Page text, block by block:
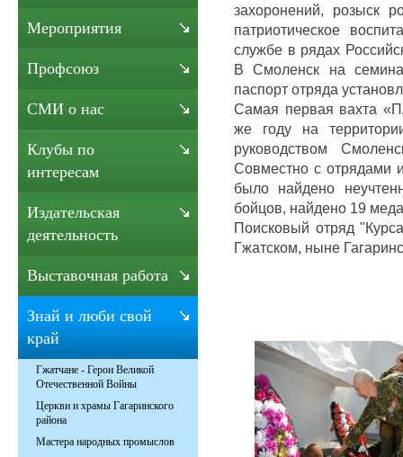
захоронений, розыск
патриотическое
службе в рядах
В Смоленск на
паспорт отряда
Самая первая вахта
же году на
руководством
Совместно с отрядами
было найдено
бойцов, найдено 19
Поисковый отряд
Гжатском, ныне
Мероприятия
Профсоюз
СМИ о нас
Клубы по
интересам
Издательская
деятельность
Выставочная работа
Знай и люби свой
край
Гжатчане - Герои Великой
Отечественной Войны
Церкви и храмы Гагаринского
района
Мастера народных промыслов